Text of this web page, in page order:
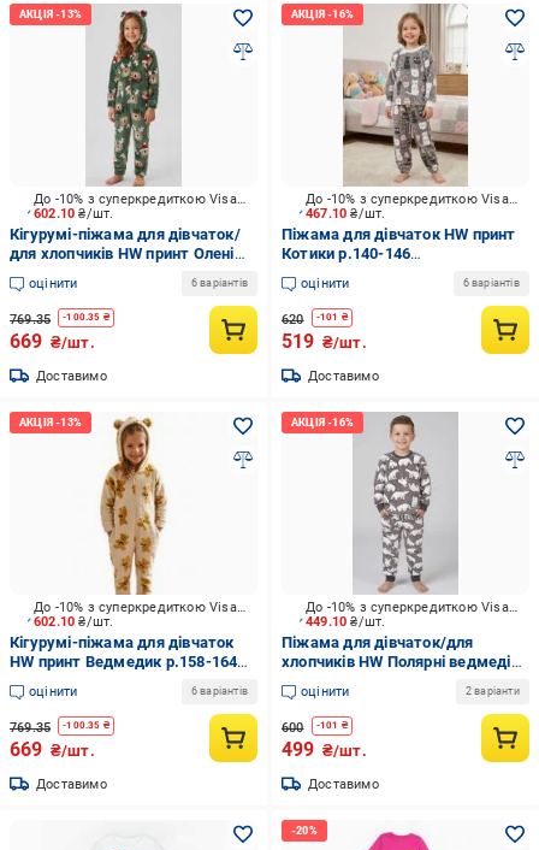
602.10₴/шт.
До -10% з суперкредиткою Visa Вигода
Кігурумі-піжама для дівчаток/
для хлопчиків HW принт Олені
р.98-104 різнокольоровий 0349
оцінити 6 варіантів
769.35 -100.35 ₴
669 ₴/шт.
Доставимо
467.10₴/шт.
До -10% з суперкредиткою Visa Вигода
Піжама для дівчаток HW принт
Котики р.140-146
різнокольоровий 0343
оцінити 6 варіантів
620 -101 ₴
519 ₴/шт.
Доставимо
602.10₴/шт.
До -10% з суперкредиткою Visa Вигода
Кігурумі-піжама для дівчаток
HW принт Ведмедик р.158-164
коричневий/рожевий 0348
оцінити 6 варіантів
769.35 -100.35 ₴
669 ₴/шт.
Доставимо
449.10₴/шт.
До -10% з суперкредиткою Visa Вигода
Піжама для дівчаток/для
хлопчиків HW Полярні ведмеді
р.128-134 коричневий/білий 0345
оцінити 2 варіанти
600 -101 ₴
499 ₴/шт.
Доставимо